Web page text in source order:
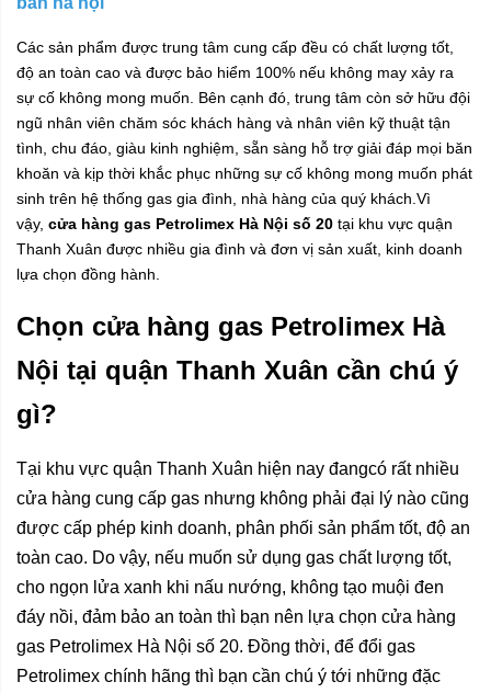
Các sản phẩm được trung tâm cung cấp đều có chất lượng tốt,
độ an toàn cao và được bảo hiểm 100% nếu không may xảy ra
sự cố không mong muốn. Bên cạnh đó, trung tâm còn sở hữu đội
ngũ nhân viên chăm sóc khách hàng và nhân viên kỹ thuật tận
tình, chu đáo, giàu kinh nghiệm, sẵn sàng hỗ trợ giải đáp mọi băn
khoăn và kịp thời khắc phục những sự cố không mong muốn phát
sinh trên hệ thống gas gia đình, nhà hàng của quý khách.Vì
vậy, cửa hàng gas Petrolimex Hà Nội số 20 tại khu vực quận
Thanh Xuân được nhiều gia đình và đơn vị sản xuất, kinh doanh
lựa chọn đồng hành.
Chọn cửa hàng gas Petrolimex Hà
Nội tại quận Thanh Xuân cần chú ý
gì?
Tại khu vực quận Thanh Xuân hiện nay đangcó rất nhiều
cửa hàng cung cấp gas nhưng không phải đại lý nào cũng
được cấp phép kinh doanh, phân phối sản phẩm tốt, độ an
toàn cao. Do vậy, nếu muốn sử dụng gas chất lượng tốt,
cho ngọn lửa xanh khi nấu nướng, không tạo muội đen
đáy nồi, đảm bảo an toàn thì bạn nên lựa chọn cửa hàng
gas Petrolimex Hà Nội số 20. Đồng thời, để đổi gas
Petrolimex chính hãng thì bạn cần chú ý tới những đặc